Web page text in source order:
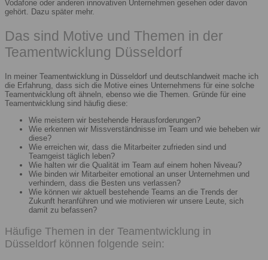
Vodafone oder anderen innovativen Unternehmen gesehen oder davon
gehört. Dazu später mehr.
Das sind Motive und Themen in der
Teamentwicklung Düsseldorf
In meiner Teamentwicklung in Düsseldorf und deutschlandweit mache ich
die Erfahrung, dass sich die Motive eines Unternehmens für eine solche
Teamentwicklung oft ähneln, ebenso wie die Themen. Gründe für eine
Teamentwicklung sind häufig diese:
Wie meistern wir bestehende Herausforderungen?
Wie erkennen wir Missverständnisse im Team und wie beheben wir
diese?
Wie erreichen wir, dass die Mitarbeiter zufrieden sind und
Teamgeist täglich leben?
Wie halten wir die Qualität im Team auf einem hohen Niveau?
Wie binden wir Mitarbeiter emotional an unser Unternehmen und
verhindern, dass die Besten uns verlassen?
Wie können wir aktuell bestehende Teams an die Trends der
Zukunft heranführen und wie motivieren wir unsere Leute, sich
damit zu befassen?
Häufige Themen in der Teamentwicklung in
Düsseldorf können folgende sein: